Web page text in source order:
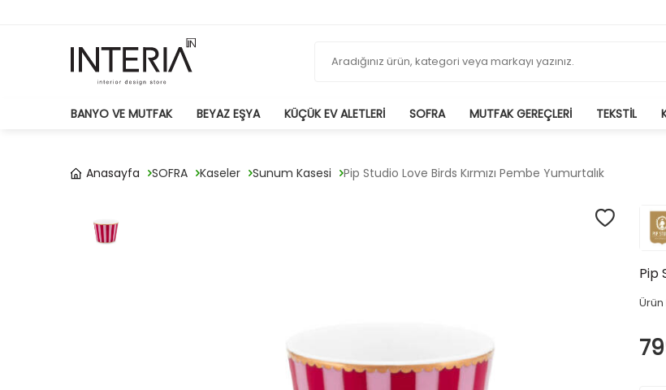
BANYO VE MUTFAK BEYAZ EŞYA KÜÇÜK EV ALETLERI SOFRA MUTFAK GEREÇLERI TEKSTIL
Anasayfa SOFRA Kaseler Sunum Kasesi Pip Studio Love Birds Kırmızı Pembe Yumurtalık
Pip
Ürün